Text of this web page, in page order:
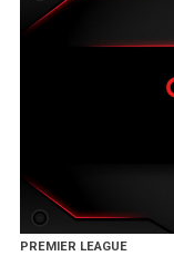
PREMIER LEAGUE